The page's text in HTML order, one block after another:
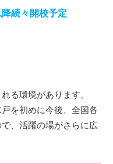
続々開校予定
る環境があります。
を初めに今後、全国各
、活躍の場がさらに広